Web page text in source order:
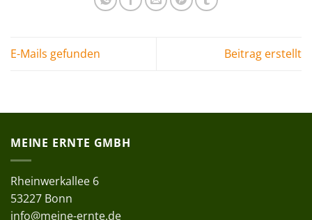
E-Mails gefunden Beitrag erstellt
MEINE ERNTE GMBH
Rheinwerkallee 6
53227 Bonn
info@meine-ernte.de